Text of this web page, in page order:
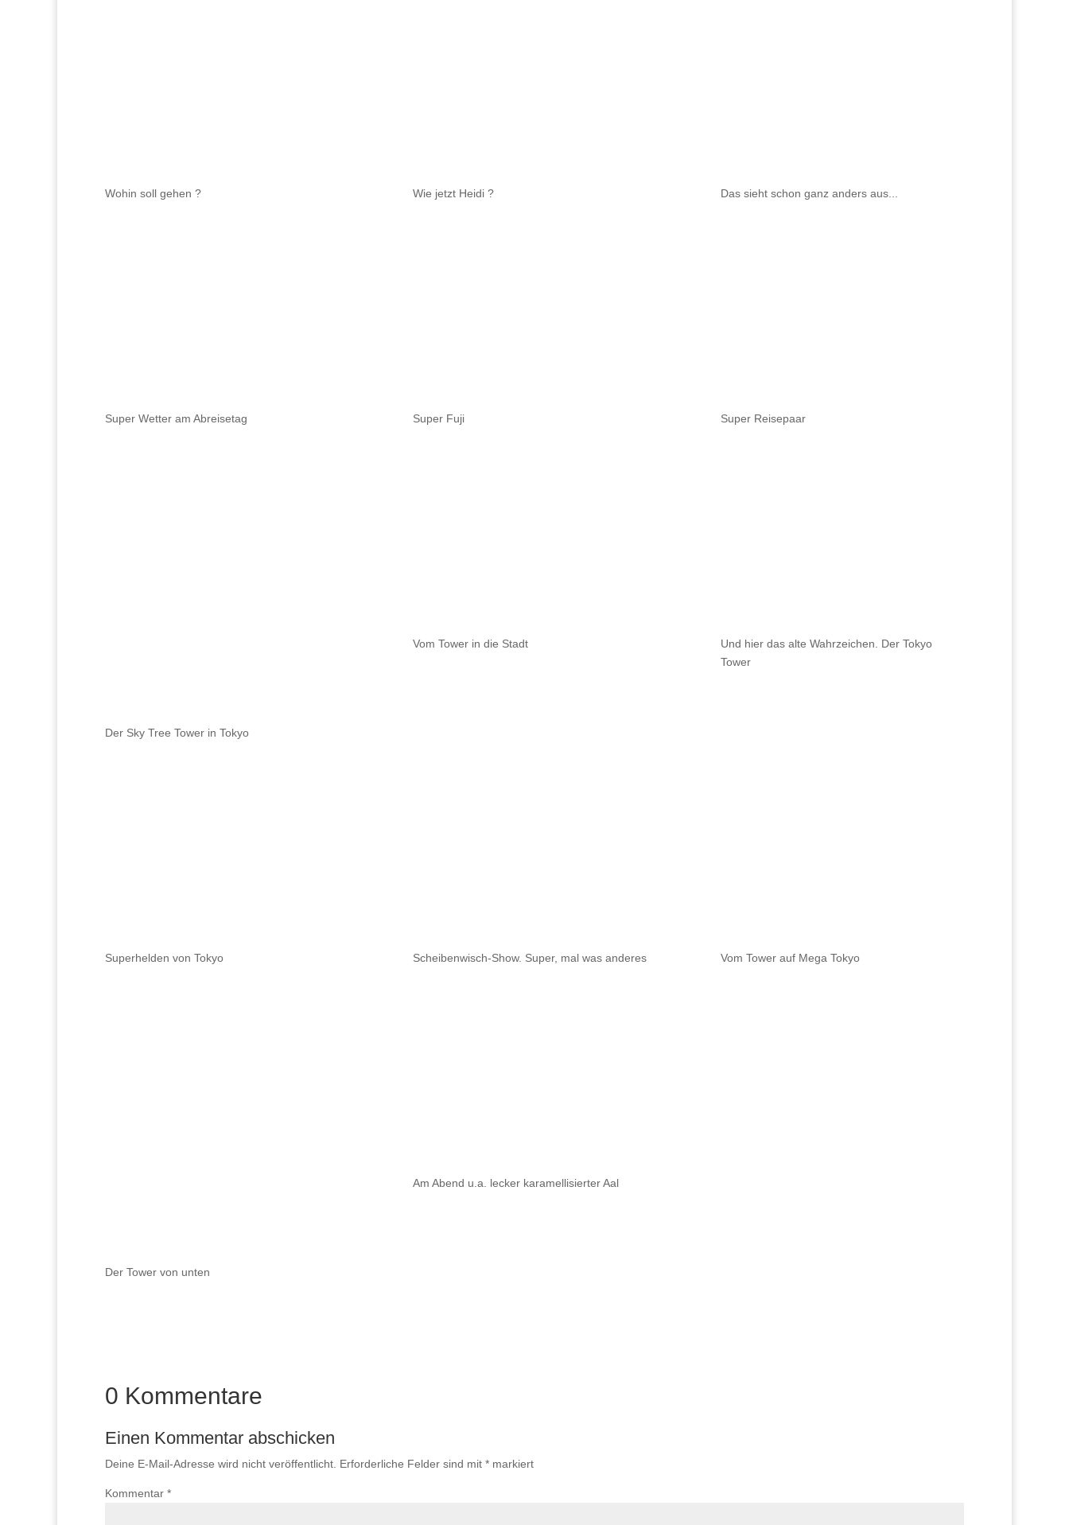
Wohin soll gehen ? Wie jetzt Heidi ? Das sieht schon ganz anders aus...
Super Wetter am Abreisetag Super Fuji Super Reisepaar
Der Sky Tree Tower in Tokyo
Vom Tower in die Stadt
Und hier das alte Wahrzeichen. Der Tokyo
Tower
Superhelden von Tokyo Scheibenwisch-Show. Super, mal was anderes Vom Tower auf Mega Tokyo
Der Tower von unten
Am Abend u.a. lecker karamellisierter Aal
0 Kommentare
Einen Kommentar abschicken
Deine E-Mail-Adresse wird nicht veröffentlicht. Erforderliche Felder sind mit * markiert
Kommentar *